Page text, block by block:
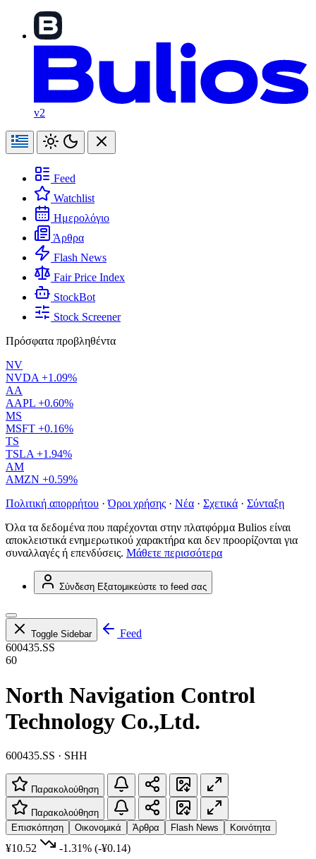
v2
Feed
Watchlist
Ημερολόγιο
Άρθρα
Flash News
Fair Price Index
StockBot
Stock Screener
Πρόσφατα προβληθέντα
NV
NVDA +1.09%
AA
AAPL +0.60%
MS
MSFT +0.16%
TS
TSLA +1.94%
AM
AMZN +0.59%
Πολιτική απορρήτου · Όροι χρήσης · Νέα · Σχετικά · Σύνταξη
Όλα τα δεδομένα που παρέχονται στην πλατφόρμα Bulios είναι
αποκλειστικά ενημερωτικού χαρακτήρα και δεν προορίζονται για
συναλλαγές ή επενδύσεις. Μάθετε περισσότερα
Σύνδεση Εξατομικεύστε το feed σας
Toggle Sidebar
Feed
600435.SS
60
North Navigation Control
Technology Co.,Ltd.
600435.SS · SHH
Παρακολούθηση
Παρακολούθηση
Επισκόπηση
Οικονομικά Άρθρα Flash News Κοινότητα
¥10.52 -1.31% (-¥0.14)